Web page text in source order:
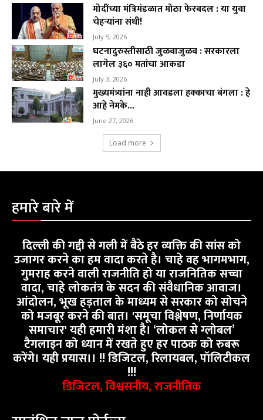
मोदींच्या मंत्रिमंडळात मोठा फेरबदल : या युवा
चेहऱ्यांना संधी!
July 5, 2026
घटनादुरुस्तीसाठी जुळवाजुळव : सरकारला
लागेल ३६० मतांचा आकडा
July 3, 2026
मुख्यमंत्र्यांना नाही आवडला हक्काचा बंगला : हे
आहे नेमके...
June 27, 2026
Load more
हमारे बारे में
दिल्ली की गद्दी से गली में बैठे हर व्यक्ति की सांस को
उजागर करने का हम वादा करते है। चाहे वह भागमभाग,
गुमराह करने वाली राजनीति हो या राजनितिक सच्चा
वादा, चाहे लोकतंत्र के सदन की संवैधानिक आवाज।
आंदोलन, भूख हड़ताल के माध्यम से सरकार को सोचने
को मजबूर करने की बात। 'समूचा विश्लेषण, निर्णायक
समाचार' यही हमारी मंशा है। ‘लोकल से ग्लोबल’
टैगलाइन को ध्यान में रखते हुए हर पाठक को रुबरू
करेंगे। यही प्रयास।। !! डिजिटल, रिलायबल, पॉलिटीकल
!!!
डिजिटल, विश्वसनीय, राजनीतिक